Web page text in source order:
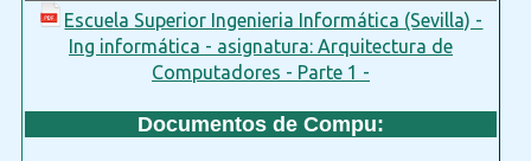
Escuela Superior Ingenieria Informática (Sevilla) -
Ing informática - asignatura: Arquitectura de
Computadores - Parte 1 -
Documentos de Compu: